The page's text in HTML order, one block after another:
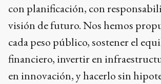
con planificación, con
visión de futuro. Nos hemos
cada peso público, sostener el
financiero, invertir en
en innovación, y hacerlo sin